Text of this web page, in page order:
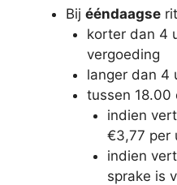
Bij ééndaagse
korter dan 4
vergoeding
langer dan 4
tussen 18.00
indien
€3,77 per
indien
sprake is